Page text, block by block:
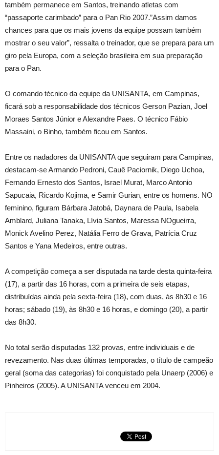
também permanece em Santos, treinando atletas com
“passaporte carimbado” para o Pan Rio 2007.”Assim damos
chances para que os mais jovens da equipe possam também
mostrar o seu valor”, ressalta o treinador, que se prepara para um
giro pela Europa, com a seleção brasileira em sua preparação
para o Pan.
O comando técnico da equipe da UNISANTA, em Campinas,
ficará sob a responsabilidade dos técnicos Gerson Pazian, Joel
Moraes Santos Júnior e Alexandre Paes. O técnico Fábio
Massaini, o Binho, também ficou em Santos.
Entre os nadadores da UNISANTA que seguiram para Campinas,
destacam-se Armando Pedroni, Cauê Paciornik, Diego Uchoa,
Fernando Ernesto dos Santos, Israel Murat, Marco Antonio
Sapucaia, Ricardo Kojima, e Samir Gurian, entre os homens. NO
feminino, figuram Bárbara Jatobá, Daynara de Paula, Isabela
Amblard, Juliana Tanaka, Lívia Santos, Maressa NOgueirra,
Monick Avelino Perez, Natália Ferro de Grava, Patrícia Cruz
Santos e Yana Medeiros, entre outras.
A competição começa a ser disputada na tarde desta quinta-feira
(17), a partir das 16 horas, com a primeira de seis etapas,
distribuídas ainda pela sexta-feira (18), com duas, às 8h30 e 16
horas; sábado (19), às 8h30 e 16 horas, e domingo (20), a partir
das 8h30.
No total serão disputadas 132 provas, entre individuais e de
revezamento. Nas duas últimas temporadas, o título de campeão
geral (soma das categorias) foi conquistado pela Unaerp (2006) e
Pinheiros (2005). A UNISANTA venceu em 2004.